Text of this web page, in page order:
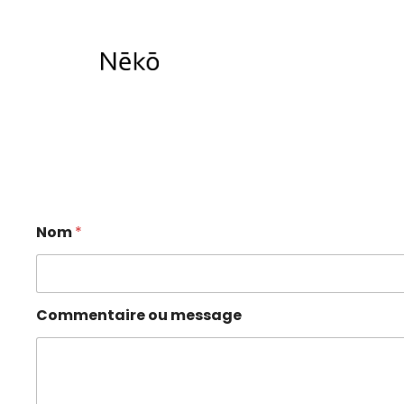
Nom*
Commentaire ou message